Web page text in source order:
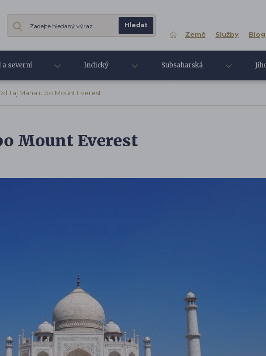
Země Služby Blog
a severní Indický Subsaharská
Taj Mahalu po Mount Everest
Mount Everest